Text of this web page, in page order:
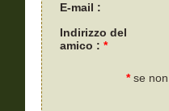
E-mail :
Indirizzo del
amico : *
*se non